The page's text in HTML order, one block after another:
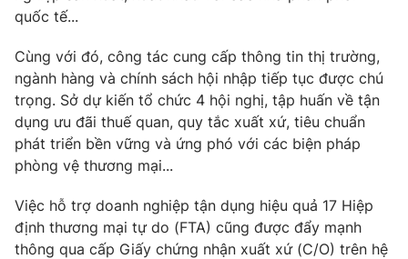
VTV Sức khoẻ
Thị trường 24h Tấm lòng Việt
VTV4 Vươn mình bằng AI
Liên hệ tòa soạn English
quốc tế...
Cùng với đó, công tác cung cấp thông tin thị trường,
ngành hàng và chính sách hội nhập tiếp tục được chú
trọng. Sở dự kiến tổ chức 4 hội nghị, tập huấn về tận
dụng ưu đãi thuế quan, quy tắc xuất xứ, tiêu chuẩn
phát triển bền vững và ứng phó với các biện pháp
phòng vệ thương mại...
Việc hỗ trợ doanh nghiệp tận dụng hiệu quả 17 Hiệp
định thương mại tự do (FTA) cũng được đẩy mạnh
thông qua cấp Giấy chứng nhận xuất xứ (C/O) trên hệ